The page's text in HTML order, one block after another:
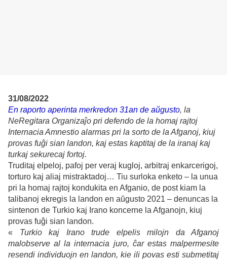
31/08/2022
En raporto aperinta merkredon 31an de aŭgusto, la
NeRegitara Organizaĵo pri defendo de la homaj rajtoj
Internacia Amnestio alarmas pri la sorto de la Afganoj, kiuj
provas fuĝi sian landon, kaj estas kaptitaj de la iranaj kaj
turkaj sekurecaj fortoj.
Truditaj elpeloj, pafoj per veraj kugloj, arbitraj enkarcerigoj,
torturo kaj aliaj mistraktadoj… Tiu surloka enketo – la unua
pri la homaj rajtoj kondukita en Afganio, de post kiam la
talibanoj ekregis la landon en aŭgusto 2021 – denuncas la
sintenon de Turkio kaj Irano koncerne la Afganojn, kiuj
provas fuĝi sian landon.
« Turkio kaj Irano trude elpelis milojn da Afganoj
malobserve al la internacia juro, ĉar estas malpermesite
resendi individuojn en landon, kie ili povas esti submetitaj